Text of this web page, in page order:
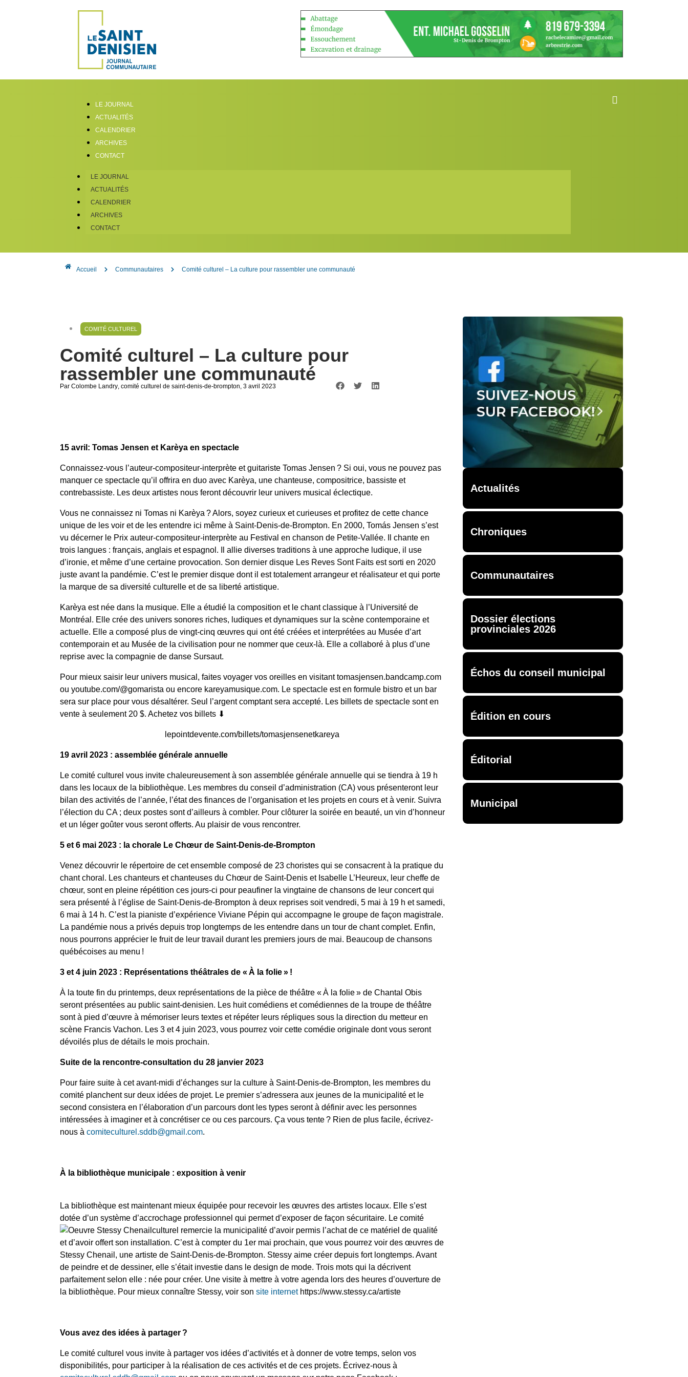
LE JOURNAL
ACTUALITÉS
CALENDRIER
ARCHIVES
CONTACT
LE JOURNAL
ACTUALITÉS
CALENDRIER
ARCHIVES
CONTACT
Accueil Communautaires Comité culturel – La culture pour rassembler une communauté
COMITÉ CULTUREL
Comité culturel – La culture pour
rassembler une communauté
Par Colombe Landry , comité culturel de saint-denis-de-brompton , 3 avril 2023
15 avril: Tomas Jensen et Karèya en spectacle
Connaissez-vous l’auteur-compositeur-interprète et guitariste Tomas Jensen ? Si oui, vous ne pouvez pas
manquer ce spectacle qu’il offrira en duo avec Karèya, une chanteuse, compositrice, bassiste et
contrebassiste. Les deux artistes nous feront découvrir leur univers musical éclectique.
Vous ne connaissez ni Tomas ni Karèya ? Alors, soyez curieux et curieuses et profitez de cette chance
unique de les voir et de les entendre ici même à Saint-Denis-de-Brompton. En 2000, Tomás Jensen s’est
vu décerner le Prix auteur-compositeur-interprète au Festival en chanson de Petite-Vallée. Il chante en
trois langues : français, anglais et espagnol. Il allie diverses traditions à une approche ludique, il use
d’ironie, et même d’une certaine provocation. Son dernier disque Les Reves Sont Faits est sorti en 2020
juste avant la pandémie. C’est le premier disque dont il est totalement arrangeur et réalisateur et qui porte
la marque de sa diversité culturelle et de sa liberté artistique.
Karèya est née dans la musique. Elle a étudié la composition et le chant classique à l’Université de
Montréal. Elle crée des univers sonores riches, ludiques et dynamiques sur la scène contemporaine et
actuelle. Elle a composé plus de vingt-cinq œuvres qui ont été créées et interprétées au Musée d’art
contemporain et au Musée de la civilisation pour ne nommer que ceux-là. Elle a collaboré à plus d’une
reprise avec la compagnie de danse Sursaut.
Pour mieux saisir leur univers musical, faites voyager vos oreilles en visitant tomasjensen.bandcamp.com
ou youtube.com/@gomarista ou encore kareyamusique.com. Le spectacle est en formule bistro et un bar
sera sur place pour vous désaltérer. Seul l’argent comptant sera accepté. Les billets de spectacle sont en
vente à seulement 20 $. Achetez vos billets ⬇
lepointdevente.com/billets/tomasjensenetkareya
19 avril 2023 : assemblée générale annuelle
Le comité culturel vous invite chaleureusement à son assemblée générale annuelle qui se tiendra à 19 h
dans les locaux de la bibliothèque. Les membres du conseil d’administration (CA) vous présenteront leur
bilan des activités de l’année, l’état des finances de l’organisation et les projets en cours et à venir. Suivra
l’élection du CA ; deux postes sont d’ailleurs à combler. Pour clôturer la soirée en beauté, un vin d’honneur
et un léger goûter vous seront offerts. Au plaisir de vous rencontrer.
5 et 6 mai 2023 : la chorale Le Chœur de Saint-Denis-de-Brompton
Venez découvrir le répertoire de cet ensemble composé de 23 choristes qui se consacrent à la pratique du
chant choral. Les chanteurs et chanteuses du Chœur de Saint-Denis et Isabelle L’Heureux, leur cheffe de
chœur, sont en pleine répétition ces jours-ci pour peaufiner la vingtaine de chansons de leur concert qui
sera présenté à l’église de Saint-Denis-de-Brompton à deux reprises soit vendredi, 5 mai à 19 h et samedi,
6 mai à 14 h. C’est la pianiste d’expérience Viviane Pépin qui accompagne le groupe de façon magistrale.
La pandémie nous a privés depuis trop longtemps de les entendre dans un tour de chant complet. Enfin,
nous pourrons apprécier le fruit de leur travail durant les premiers jours de mai. Beaucoup de chansons
québécoises au menu !
3 et 4 juin 2023 : Représentations théâtrales de « À la folie » !
À la toute fin du printemps, deux représentations de la pièce de théâtre « À la folie » de Chantal Obis
seront présentées au public saint-denisien. Les huit comédiens et comédiennes de la troupe de théâtre
sont à pied d’œuvre à mémoriser leurs textes et répéter leurs répliques sous la direction du metteur en
scène Francis Vachon. Les 3 et 4 juin 2023, vous pourrez voir cette comédie originale dont vous seront
dévoilés plus de détails le mois prochain.
Suite de la rencontre-consultation du 28 janvier 2023
Pour faire suite à cet avant-midi d’échanges sur la culture à Saint-Denis-de-Brompton, les membres du
comité planchent sur deux idées de projet. Le premier s’adressera aux jeunes de la municipalité et le
second consistera en l’élaboration d’un parcours dont les types seront à définir avec les personnes
intéressées à imaginer et à concrétiser ce ou ces parcours. Ça vous tente ? Rien de plus facile, écrivez-
nous à comiteculturel.sddb@gmail.com.
À la bibliothèque municipale : exposition à venir
La bibliothèque est maintenant mieux équipée pour recevoir les œuvres des artistes locaux. Elle s’est
dotée d’un système d’accrochage professionnel qui permet d’exposer de façon sécuritaire. Le comité
culturel remercie la municipalité d’avoir permis l’achat de ce matériel de qualité
et d’avoir offert son installation. C’est à compter du 1er mai prochain, que vous pourrez voir des œuvres de
Stessy Chenail, une artiste de Saint-Denis-de-Brompton. Stessy aime créer depuis fort longtemps. Avant
de peindre et de dessiner, elle s’était investie dans le design de mode. Trois mots qui la décrivent
parfaitement selon elle : née pour créer. Une visite à mettre à votre agenda lors des heures d’ouverture de
la bibliothèque. Pour mieux connaître Stessy, voir son site internethttps://www.stessy.ca/artiste
Vous avez des idées à partager ?
Le comité culturel vous invite à partager vos idées d’activités et à donner de votre temps, selon vos
disponibilités, pour participer à la réalisation de ces activités et de ces projets. Écrivez-nous à
Actualités
Chroniques
Communautaires
Dossier élections
provinciales 2026
Échos du conseil municipal
Édition en cours
Éditorial
Municipal